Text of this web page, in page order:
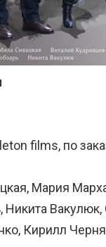
films, по
Мария
Никита
Кирилл